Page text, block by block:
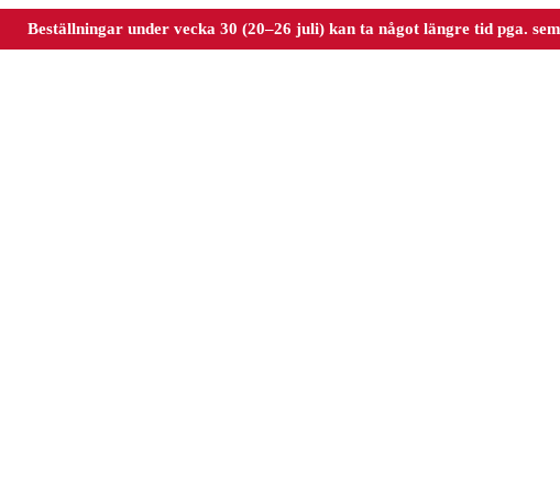
Beställningar under vecka 30 (20–26 juli) kan ta något längre tid pga.